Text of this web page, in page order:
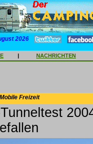
2026
| NACHRICHTEN
Freizeit